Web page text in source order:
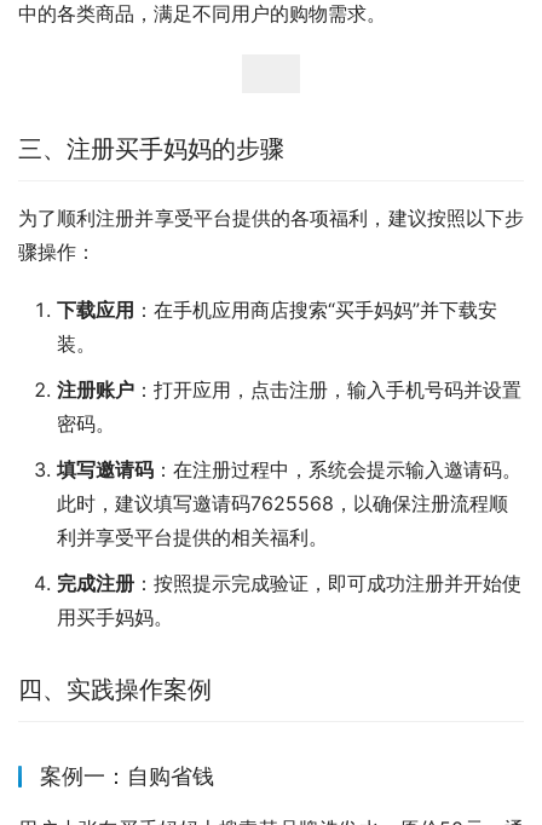
中的各类商品，满足不同用户的购物需求。
三、注册买手妈妈的步骤
为了顺利注册并享受平台提供的各项福利，建议按照以下步
骤操作：
下载应用 ：在手机应用商店搜索“买手妈妈”并下载安
装。
注册账户 ：打开应用，点击注册，输入手机号码并设置
密码。
填写邀请码 ：在注册过程中，系统会提示输入邀请码。
此时，建议填写邀请码7625568，以确保注册流程顺
利并享受平台提供的相关福利。
完成注册 ：按照提示完成验证，即可成功注册并开始使
用买手妈妈。
四、实践操作案例
案例一：自购省钱